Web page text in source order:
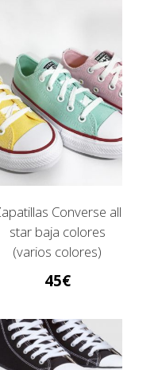
Converse all
star baja colores
(varios colores)
45